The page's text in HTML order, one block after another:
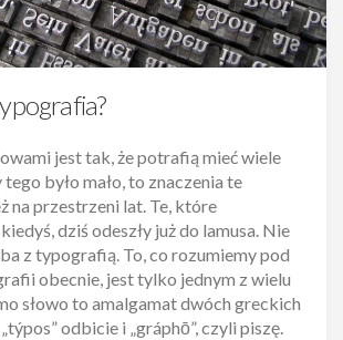
jest tak, że potrafią mieć wiele
było mało, to znaczenia te
na przestrzeni lat. Te, które
dziś odeszły już do lamusa. Nie
z typografią. To, co rozumiemy pod
obecnie, jest tylko jednym z wielu
słowo to amalgamat dwóch greckich
odbicie i „gráphō”, czyli piszę.